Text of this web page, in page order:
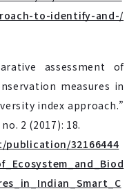
to-identify-and-/
assessment of
measures in
index approach.”
2 (2017): 18.
32166444